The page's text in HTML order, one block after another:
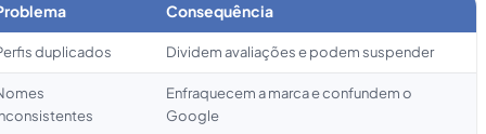
Consequência
duplicados Dividem avaliações e podem suspender
Enfraquecem a marca e confundem o
Google